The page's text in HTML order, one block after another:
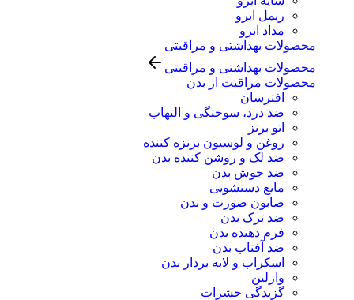
ریمل ابرو
مداد ابرو
محصولات بهداشتی و مراقبتی
محصولات بهداشتی و مراقبتی
محصولات مراقبت از بدن
افترسان
ضد درد، سوختگی و التهاب
اتو برنز
روغن و لوسیون برنزه کننده
ضد لک و روشن کننده بدن
ضد جوش بدن
مایع دستشویی
صابون صورت و بدن
ضد ترک بدن
فرم دهنده بدن
ضد آفتاب بدن
اسکراب و لایه بردار بدن
وازلین
گزیدگی حشرات